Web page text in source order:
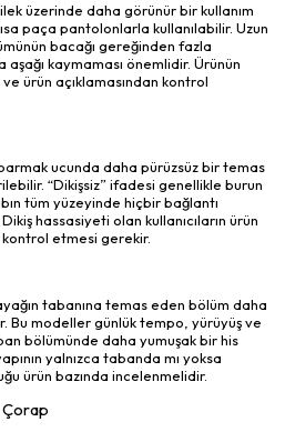
üzerinde daha görünür bir kullanım
paça pantolonlarla kullanılabilir. Uzun
bacağı gereğinden fazla
aşağı kaymaması önemlidir. Ürünün
ürün açıklamasından kontrol
ucunda daha pürüzsüz bir temas
“Dikişsiz” ifadesi genellikle burun
tüm yüzeyinde hiçbir bağlantı
hassasiyeti olan kullanıcıların ürün
kontrol etmesi gerekir.
tabanına temas eden bölüm daha
Bu modeller günlük tempo, yürüyüş ve
bölümünde daha yumuşak bir his
yalnızca tabanda mı yoksa
ürün bazında incelenmelidir.